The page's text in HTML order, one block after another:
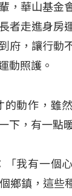
，華山基金
者走進身房
府，讓行動
動照護。
的動作，雖
下，有一點
「我有一個
鄉鎮，這些